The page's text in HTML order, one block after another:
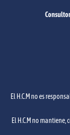
El H.C.M no es
El H.C.M no